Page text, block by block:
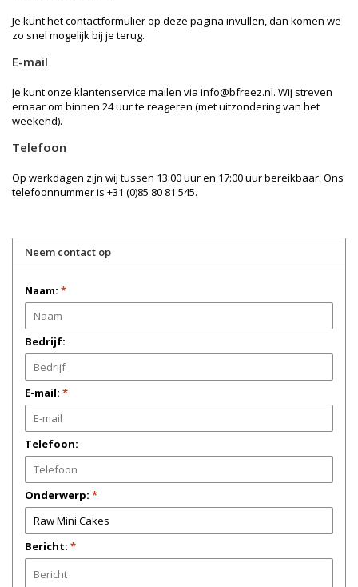
Je kunt het contactformulier op deze pagina invullen, dan komen we
zo snel mogelijk bij je terug.
E-mail
Je kunt onze klantenservice mailen via info@bfreez.nl. Wij streven
ernaar om binnen 24 uur te reageren (met uitzondering van het
weekend).
Telefoon
Op werkdagen zijn wij tussen 13:00 uur en 17:00 uur bereikbaar. Ons
telefoonnummer is +31 (0)85 80 81 545.
Neem contact op
Naam: *
Bedrijf:
E-mail: *
Telefoon:
Onderwerp: *
Bericht: *